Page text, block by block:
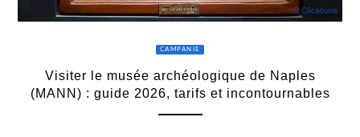
CAMPANIE
Visiter le musée archéologique de Naples
(MANN) : guide 2026, tarifs et incontournables